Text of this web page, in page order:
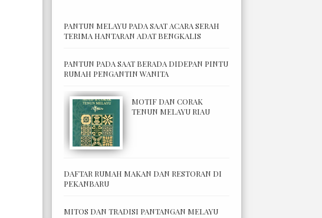
PANTUN MELAYU PADA SAAT ACARA SERAH
TERIMA HANTARAN ADAT BENGKALIS
PANTUN PADA SAAT BERADA DIDEPAN PINTU
RUMAH PENGANTIN WANITA
MOTIF DAN CORAK
TENUN MELAYU RIAU
DAFTAR RUMAH MAKAN DAN RESTORAN DI
PEKANBARU
MITOS DAN TRADISI PANTANGAN MELAYU